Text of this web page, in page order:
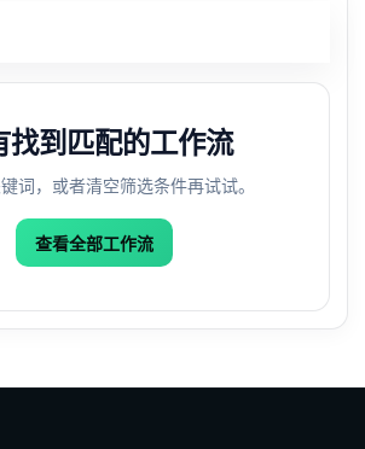
找到匹配的工作流
词，或者清空筛选条件再试试。
查看全部工作流